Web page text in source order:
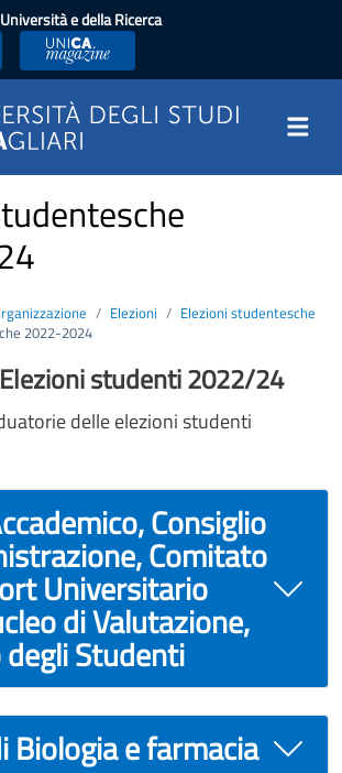
e della Ricerca
UniCA News
Elezioni
Elezioni studentesche
2022-2024
studenti 2022/24
delle elezioni studenti
Consiglio
Comitato
Universitario
di Valutazione,
degli Studenti
Biologia e farmacia